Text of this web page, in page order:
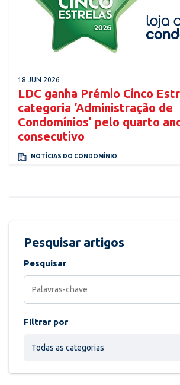
18 JUN 2026
LDC ganha Prémio Cinco
categoria ‘Administração de
Condomínios’ pelo quarto
consecutivo
NOTÍCIAS DO CONDOMÍNIO
Pesquisar artigos
Pesquisar
Filtrar por
Todas as categorias